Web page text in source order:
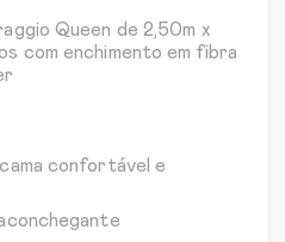
Queen de 2,50m x
com enchimento em fibra
confortável e